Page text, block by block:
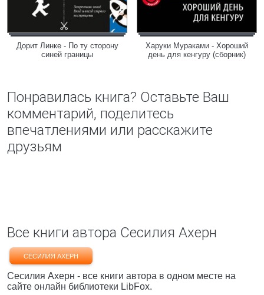
Дорит Линке - По ту сторону
синей границы
Харуки Мураками - Хороший
день для кенгуру (сборник)
Понравилась книга? Оставьте Ваш
комментарий, поделитесь
впечатлениями или расскажите
друзьям
Все книги автора Сесилия Ахерн
СЕСИЛИЯ АХЕРН
Сесилия Ахерн - все книги автора в одном месте на
сайте онлайн библиотеки LibFox.